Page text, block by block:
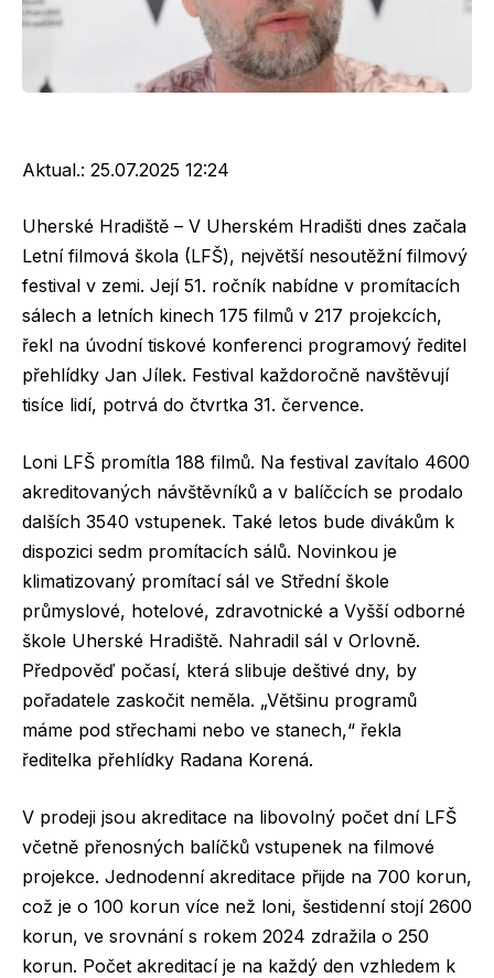
Aktual.: 25.07.2025 12:24
Uherské Hradiště – V Uherském Hradišti dnes začala
Letní filmová škola (LFŠ), největší nesoutěžní filmový
festival v zemi. Její 51. ročník nabídne v promítacích
sálech a letních kinech 175 filmů v 217 projekcích,
řekl na úvodní tiskové konferenci programový ředitel
přehlídky Jan Jílek. Festival každoročně navštěvují
tisíce lidí, potrvá do čtvrtka 31. července.
Loni LFŠ promítla 188 filmů. Na festival zavítalo 4600
akreditovaných návštěvníků a v balíčcích se prodalo
dalších 3540 vstupenek. Také letos bude divákům k
dispozici sedm promítacích sálů. Novinkou je
klimatizovaný promítací sál ve Střední škole
průmyslové, hotelové, zdravotnické a Vyšší odborné
škole Uherské Hradiště. Nahradil sál v Orlovně.
Předpověď počasí, která slibuje deštivé dny, by
pořadatele zaskočit neměla. „Většinu programů
máme pod střechami nebo ve stanech,“ řekla
ředitelka přehlídky Radana Korená.
V prodeji jsou akreditace na libovolný počet dní LFŠ
včetně přenosných balíčků vstupenek na filmové
projekce. Jednodenní akreditace přijde na 700 korun,
což je o 100 korun více než loni, šestidenní stojí 2600
korun, ve srovnání s rokem 2024 zdražila o 250
korun. Počet akreditací je na každý den vzhledem k